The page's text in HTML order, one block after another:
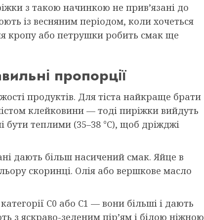
з такою начинкою не прив’язані до
із весняним періодом, коли хочеться
кропу або петрушки робить смак ще
пропорції
продуктів. Для тіста найкраще брати
клейковини — тоді пиріжки вийдуть
теплими (35–38 °C), щоб дріжджі
дають більш насичений смак. Яйце в
скоринці. Олія або вершкове масло
С0 або С1 — вони більші і дають
з яскраво-зеленим пір’ям і білою ніжною